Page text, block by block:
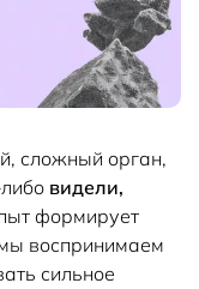
сложный орган,
видели,
формирует
воспринимаем
сильное